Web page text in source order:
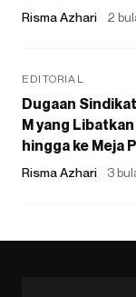
Risma Azhari 2
EDITORIAL
Dugaan
M yang
hingga ke Meja
Risma Azhari 3